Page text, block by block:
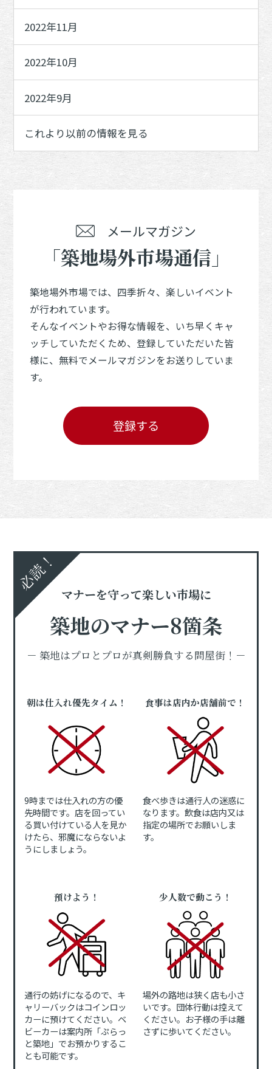
2022年11月
2022年10月
2022年9月
これより以前の情報を見る
メールマガジン
「築地場外市場通信」
築地場外市場では、四季折々、楽しいイベント
が行われています。
そんなイベントやお得な情報を、いち早くキャ
ッチしていただくため、登録していただいた皆
様に、無料でメールマガジンをお送りしていま
す。
登録する
必読！
マナーを守って楽しい市場に
築地のマナー8箇条
－ 築地はプロとプロが真剣勝負する問屋街！－
朝は仕入れ優先タイム！
9時までは仕入れの方の優
先時間です。店を回ってい
る買い付けている人を見か
けたら、邪魔にならないよ
うにしましょう。
食事は店内か店舗前で！
食べ歩きは通行人の迷惑に
なります。飲食は店内又は
指定の場所でお願いしま
す。
預けよう！
通行の妨げになるので、キ
ャリーバックはコインロッ
カーに預けてください。ベ
ビーカーは案内所「ぷらっ
と築地」でお預かりするこ
とも可能です。
少人数で動こう！
場外の路地は狭く店も小さ
いです。団体行動は控えて
ください。お子様の手は離
さずに歩いてください。